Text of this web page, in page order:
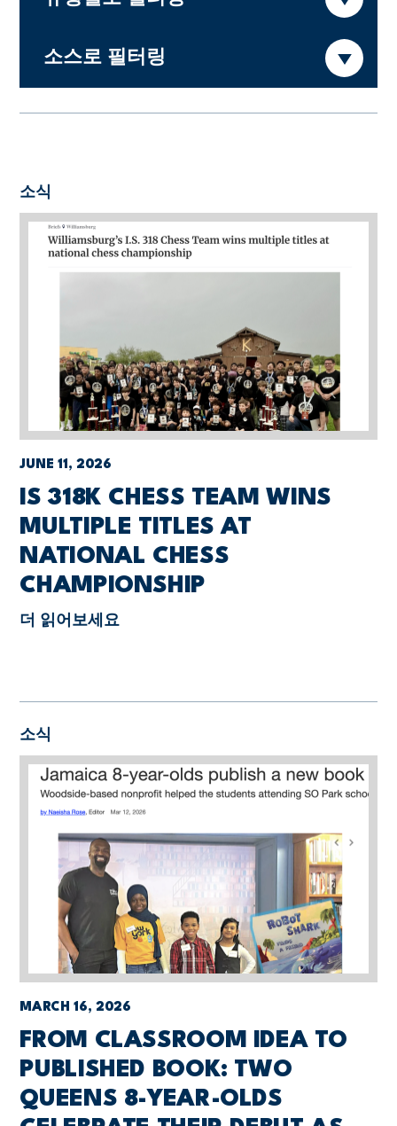
소스로 필터링
소식
JUNE 11, 2026
IS 318K CHESS TEAM WINS
MULTIPLE TITLES AT
NATIONAL CHESS
CHAMPIONSHIP
더 읽어보세요
소식
MARCH 16, 2026
FROM CLASSROOM IDEA TO
PUBLISHED BOOK: TWO
QUEENS 8-YEAR-OLDS